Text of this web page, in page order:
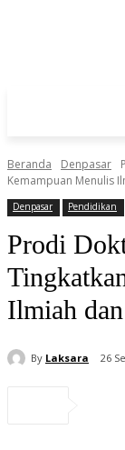
Beranda Denpasar
Kemampuan Menulis
Denpasar Pendidikan
Prodi
Ilmiah
By Laksara 26